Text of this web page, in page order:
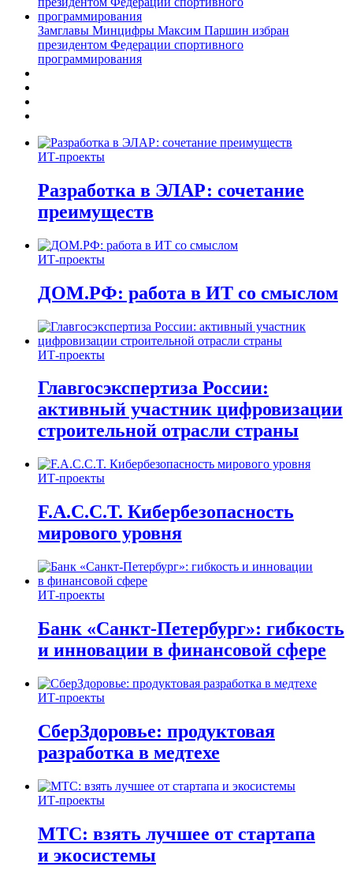
Замглавы Минцифры Максим Паршин избран
президентом Федерации спортивного
программирования
ИТ-проекты
Разработка в ЭЛАР: сочетание
преимуществ
ИТ-проекты
ДОМ.РФ: работа в ИТ со смыслом
ИТ-проекты
Главгосэкспертиза России:
активный участник цифровизации
строительной отрасли страны
ИТ-проекты
F.A.C.C.T. Кибербезопасность
мирового уровня
ИТ-проекты
Банк «Санкт-Петербург»: гибкость
и инновации в финансовой сфере
ИТ-проекты
СберЗдоровье: продуктовая
разработка в медтехе
ИТ-проекты
МТС: взять лучшее от стартапа
и экосистемы